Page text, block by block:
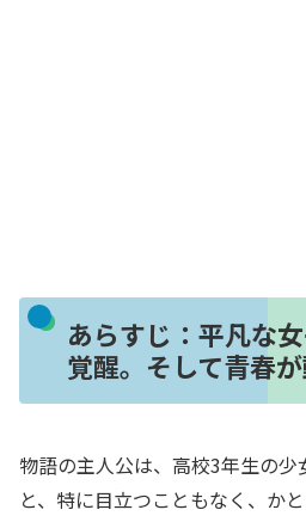
あらすじ：平凡な
覚醒。そして青春
物語の主人公は、高校3年生の少
と、特に目立つこともなく、か